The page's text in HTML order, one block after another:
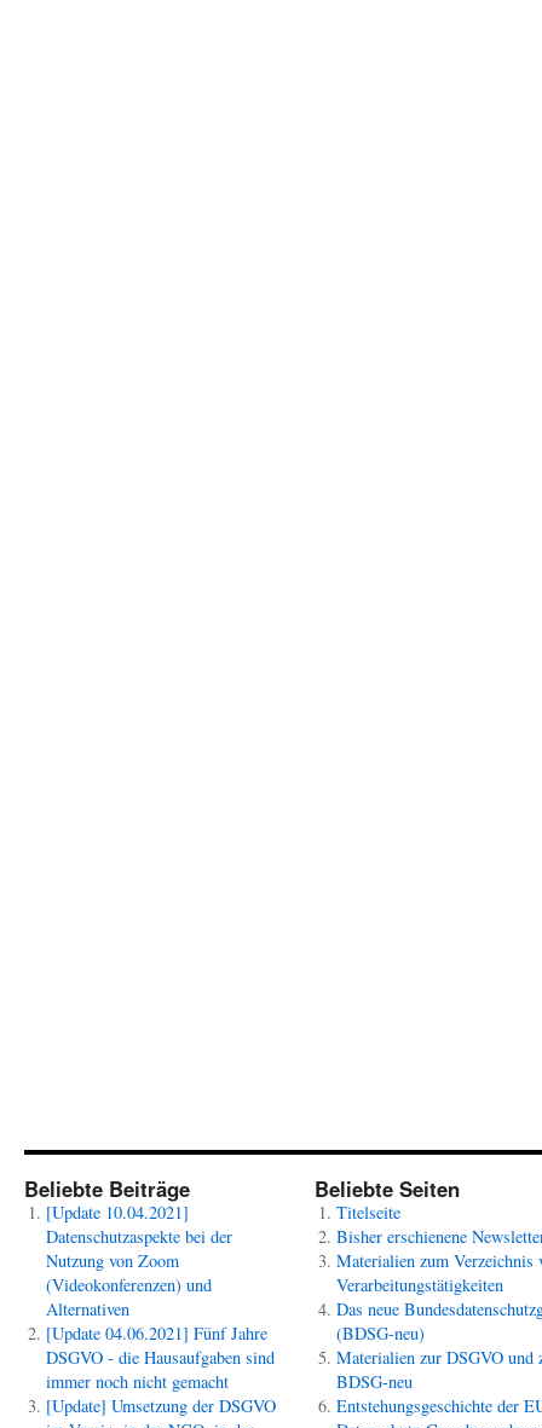
Beliebte Beiträge
[Update 10.04.2021]
Datenschutzaspekte bei der
Nutzung von Zoom
(Videokonferenzen) und
Alternativen
[Update 04.06.2021] Fünf Jahre
DSGVO - die Hausaufgaben sind
immer noch nicht gemacht
[Update] Umsetzung der DSGVO
Beliebte Seiten
Titelseite
Bisher erschienene
Materialien zum Verzeichnis
Verarbeitungstätigkeiten
Das neue
(BDSG-neu)
Materialien zur DSGVO und
BDSG-neu
Entstehungsgeschichte der